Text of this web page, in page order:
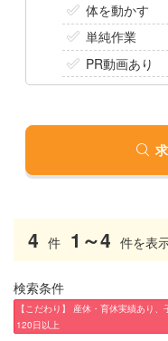
体を動かす
単純作業
PR動画あり
4 件 1～4 件を表
検索条件
【こだわり】 産休・育休実績あり
120日以上